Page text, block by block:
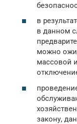
в
в данном
можно
массовой
закону,